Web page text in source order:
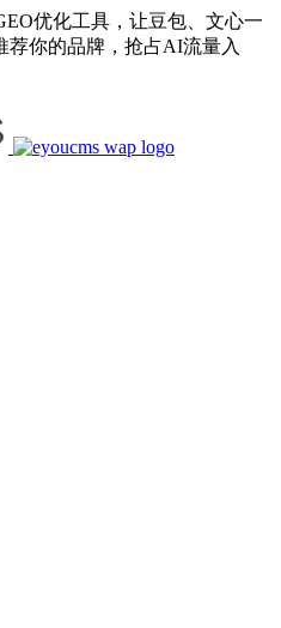
优化工具，让豆包、文心一
荐你的品牌，抢占AI流量入